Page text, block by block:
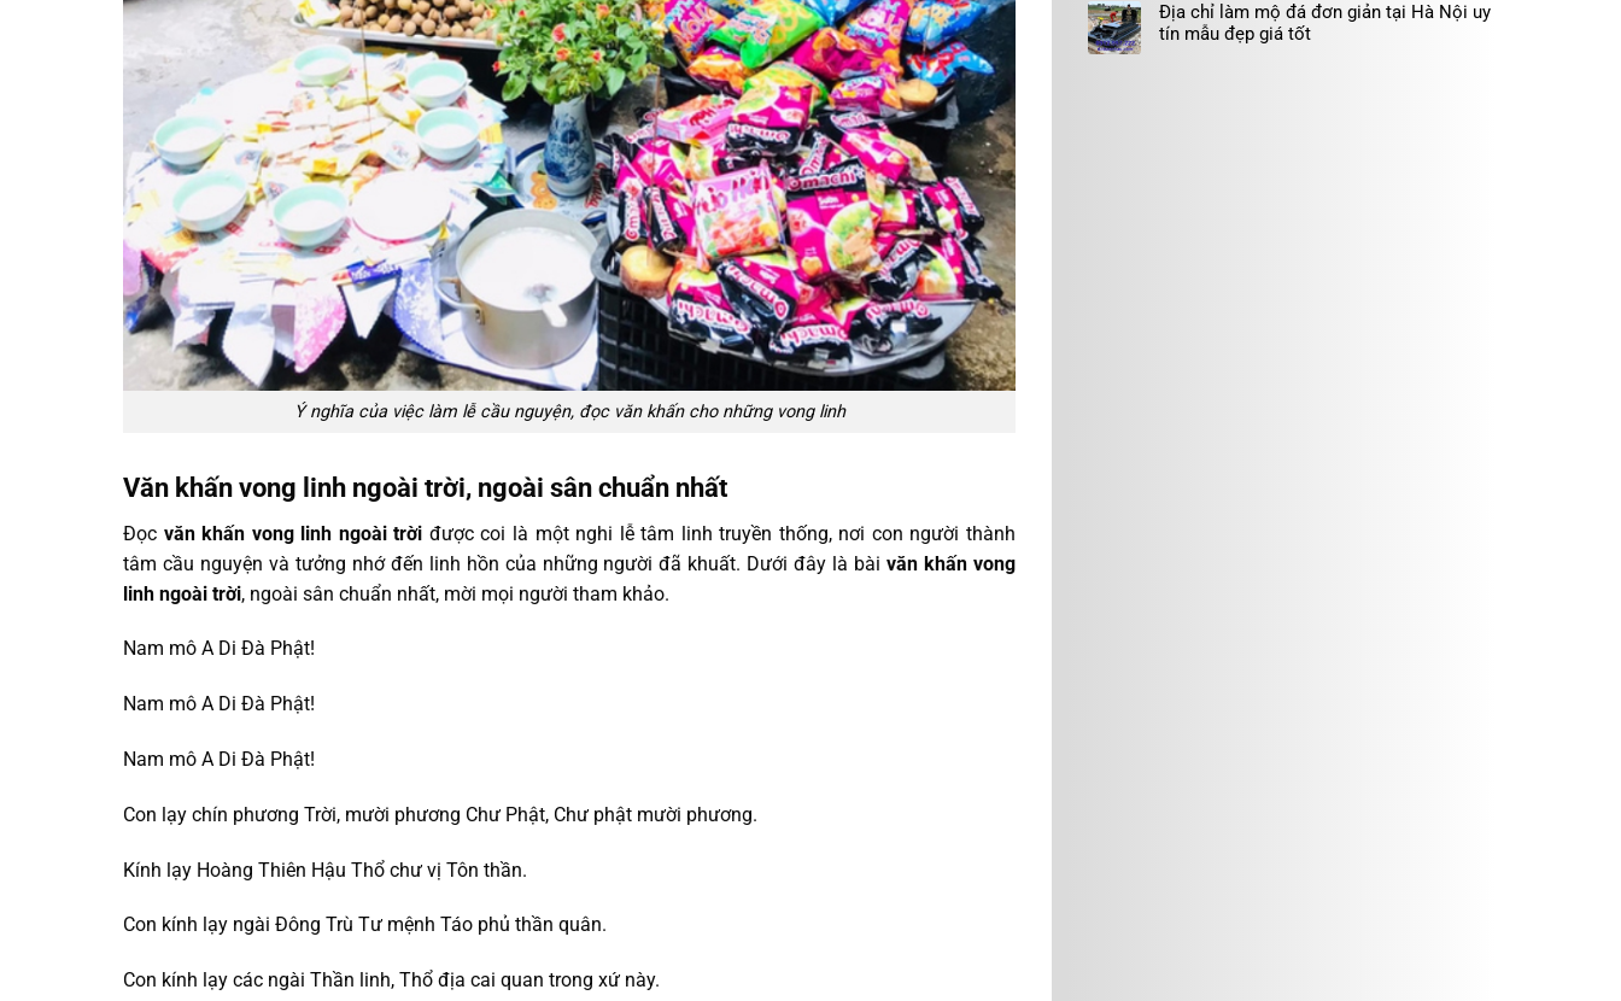
Ý nghĩa của việc làm lễ cầu nguyện, đọc văn khấn cho những vong linh
Văn khấn vong linh ngoài trời, ngoài sân chuẩn nhất
Đọc văn khấn vong linh ngoài trời được coi là một nghi lễ tâm linh truyền thống, nơi con người thành
tâm cầu nguyện và tưởng nhớ đến linh hồn của những người đã khuất. Dưới đây là bài văn khấn vong
linh ngoài trời, ngoài sân chuẩn nhất, mời mọi người tham khảo.
Nam mô A Di Đà Phật!
Nam mô A Di Đà Phật!
Nam mô A Di Đà Phật!
Con lạy chín phương Trời, mười phương Chư Phật, Chư phật mười phương.
Kính lạy Hoàng Thiên Hậu Thổ chư vị Tôn thần.
Con kính lạy ngài Đông Trù Tư mệnh Táo phủ thần quân.
Con kính lạy các ngài Thần linh, Thổ địa cai quan trong xứ này.
Địa chỉ làm mộ đá đơn giản tại Hà Nội uy
tín mẫu đẹp giá tốt